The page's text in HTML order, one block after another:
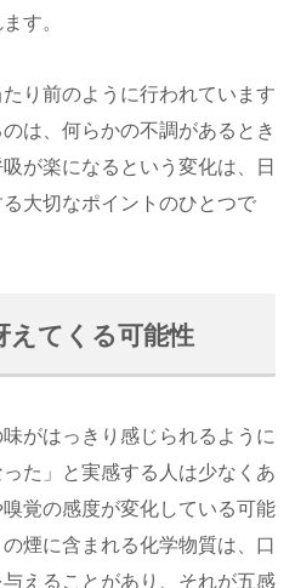
す。
り前のように行われています
は、何らかの不調があるとき
が楽になるという変化は、日
大切なポイントのひとつで
えてくる可能性
がはっきり感じられるように
た」と実感する人は少なくあ
覚の感度が変化している可能
煙に含まれる化学物質は、口
えることがあり、それが五感